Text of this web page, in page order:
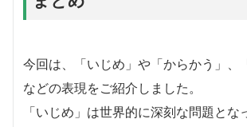
今回は、「いじめ」や「からかう」、
などの表現をご紹介しました。
「いじめ」は世界的に深刻な問題とな